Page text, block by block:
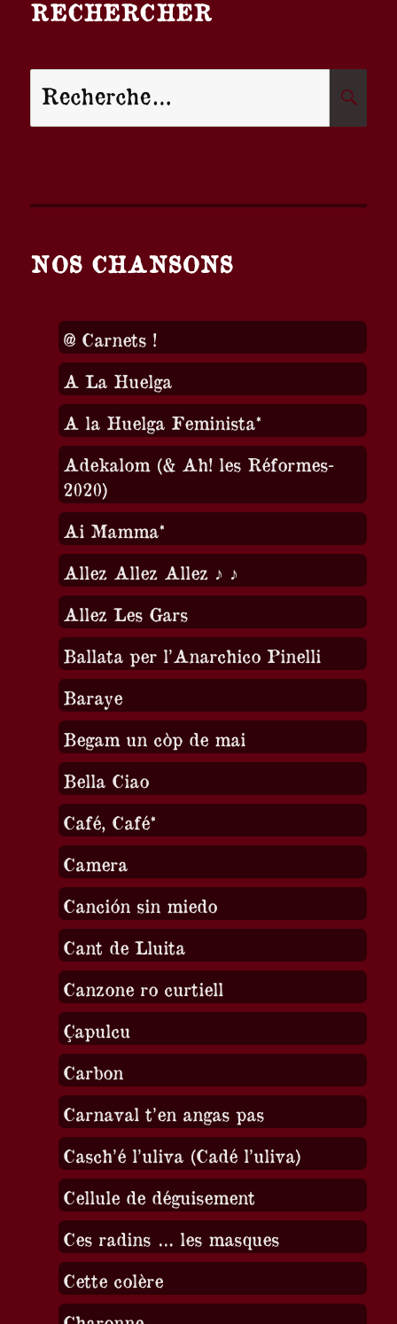
RECHERCHER
Recherche
pour :
NOS CHANSONS
@ Carnets !
A La Huelga
A la Huelga Feminista*
Adekalom (& Ah! les Réformes-
2020)
Ai Mamma*
Allez Allez Allez ♪ ♪
Allez Les Gars
Ballata per l’Anarchico Pinelli
Baraye
Begam un còp de mai
Bella Ciao
Café, Café*
Camera
Canción sin miedo
Cant de Lluita
Canzone ro curtiell
Çapulcu
Carbon
Carnaval t’en angas pas
Casch’é l’uliva (Cadé l’uliva)
Cellule de déguisement
Ces radins … les masques
Cette colère